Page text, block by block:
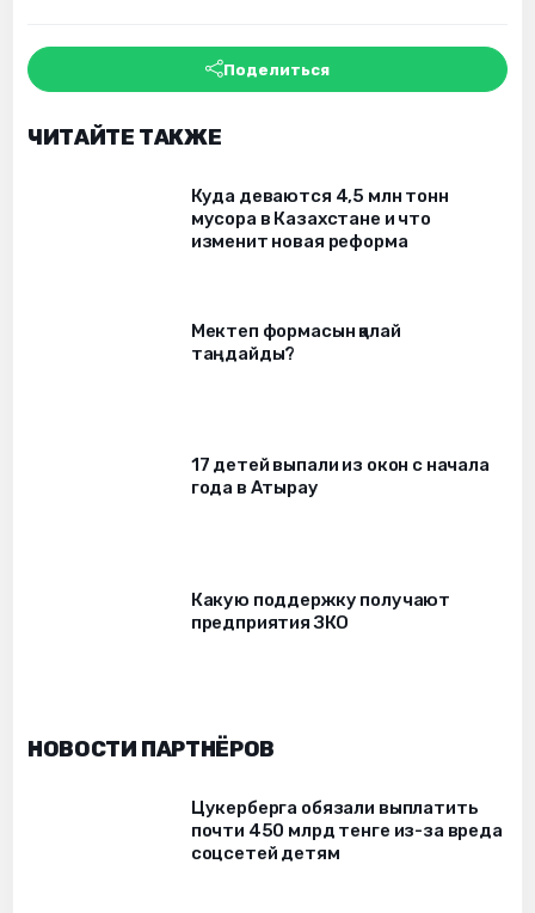
Поделиться
ЧИТАЙТЕ ТАКЖЕ
Куда деваются 4,5 млн тонн
мусора в Казахстане и что
изменит новая реформа
Мектеп формасын қалай
таңдайды?
17 детей выпали из окон c начала
года в Атырау
Какую поддержку получают
предприятия ЗКО
НОВОСТИ ПАРТНЁРОВ
Цукерберга обязали выплатить
почти 450 млрд тенге из-за вреда
соцсетей детям